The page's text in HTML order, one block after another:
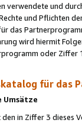
verwendete und
und Pflichten
das
wird hiermit
oder
für das
den in Ziffer 3